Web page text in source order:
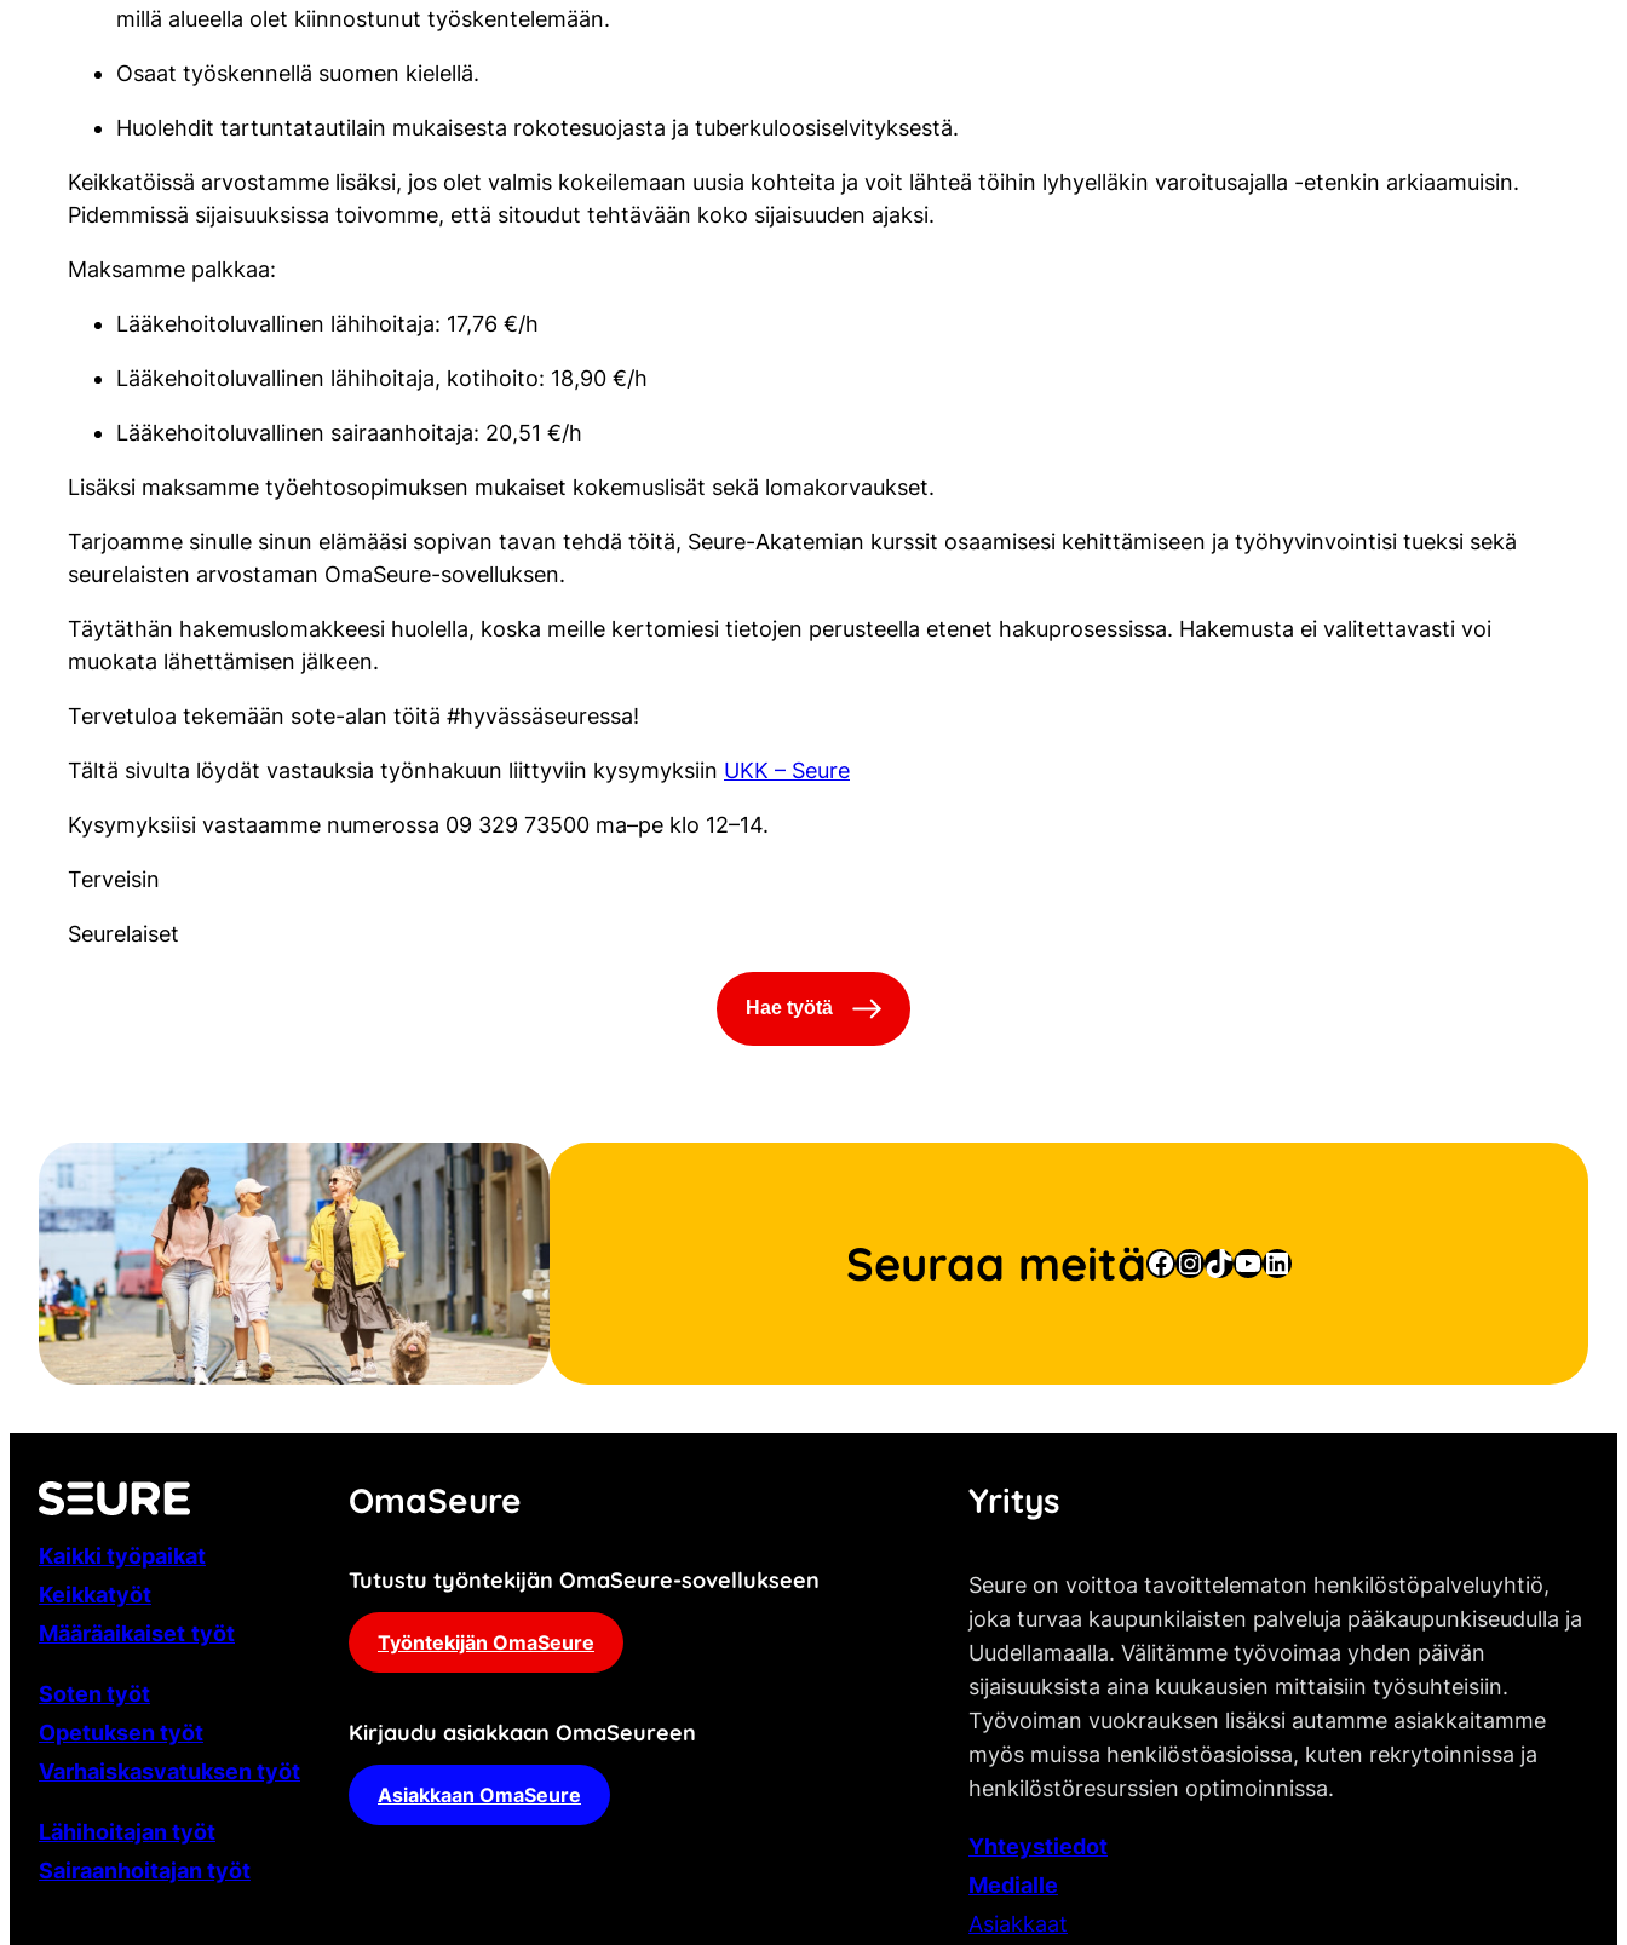
millä alueella olet kiinnostunut työskentelemään.
Osaat työskennellä suomen kielellä.
Huolehdit tartuntatautilain mukaisesta rokotesuojasta ja tuberkuloosiselvityksestä.
Keikkatöissä arvostamme lisäksi, jos olet valmis kokeilemaan uusia kohteita ja voit lähteä töihin lyhyelläkin varoitusajalla -etenkin arkiaamuisin.
Pidemmissä sijaisuuksissa toivomme, että sitoudut tehtävään koko sijaisuuden ajaksi.
Maksamme palkkaa:
Lääkehoitoluvallinen lähihoitaja: 17,76 €/h
Lääkehoitoluvallinen lähihoitaja, kotihoito: 18,90 €/h
Lääkehoitoluvallinen sairaanhoitaja: 20,51 €/h
Lisäksi maksamme työehtosopimuksen mukaiset kokemuslisät sekä lomakorvaukset.
Tarjoamme sinulle sinun elämääsi sopivan tavan tehdä töitä, Seure-Akatemian kurssit osaamisesi kehittämiseen ja työhyvinvointisi tueksi sekä
seurelaisten arvostaman OmaSeure-sovelluksen.
Täytäthän hakemuslomakkeesi huolella, koska meille kertomiesi tietojen perusteella etenet hakuprosessissa. Hakemusta ei valitettavasti voi
muokata lähettämisen jälkeen.
Tervetuloa tekemään sote-alan töitä #hyvässäseuressa!
Tältä sivulta löydät vastauksia työnhakuun liittyviin kysymyksiin UKK – Seure
Kysymyksiisi vastaamme numerossa 09 329 73500 ma–pe klo 12–14.
Terveisin
Seurelaiset
Hae työtä
Seuraa meitäFacebook
Instagram
TikTok
YouTube
LinkedIn
Kaikki työpaikat
Keikkatyöt
Määräaikaiset työt
Soten työt
Opetuksen työt
Varhaiskasvatuksen työt
Lähihoitajan työt
Sairaanhoitajan työt
OmaSeure
Tutustu työntekijän OmaSeure-sovellukseen
Työntekijän OmaSeure
Kirjaudu asiakkaan OmaSeureen
Asiakkaan OmaSeure
Yritys
Seure on voittoa tavoittelematon henkilöstöpalveluyhtiö,
joka turvaa kaupunkilaisten palveluja pääkaupunkiseudulla ja
Uudellamaalla. Välitämme työvoimaa yhden päivän
sijaisuuksista aina kuukausien mittaisiin työsuhteisiin.
Työvoiman vuokrauksen lisäksi autamme asiakkaitamme
myös muissa henkilöstöasioissa, kuten rekrytoinnissa ja
henkilöstöresurssien optimoinnissa.
Yhteystiedot
Medialle
Asiakkaat